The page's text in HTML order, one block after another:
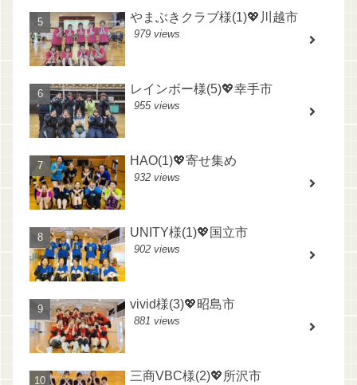
やまぶきクラブ様(1)💖川越市
979 views
レインボー様(5)💖幸手市
955 views
HAO(1)💖寄せ集め
932 views
UNITY様(1)💖国立市
902 views
vivid様(3)💖昭島市
881 views
三商VBC様(2)💖所沢市